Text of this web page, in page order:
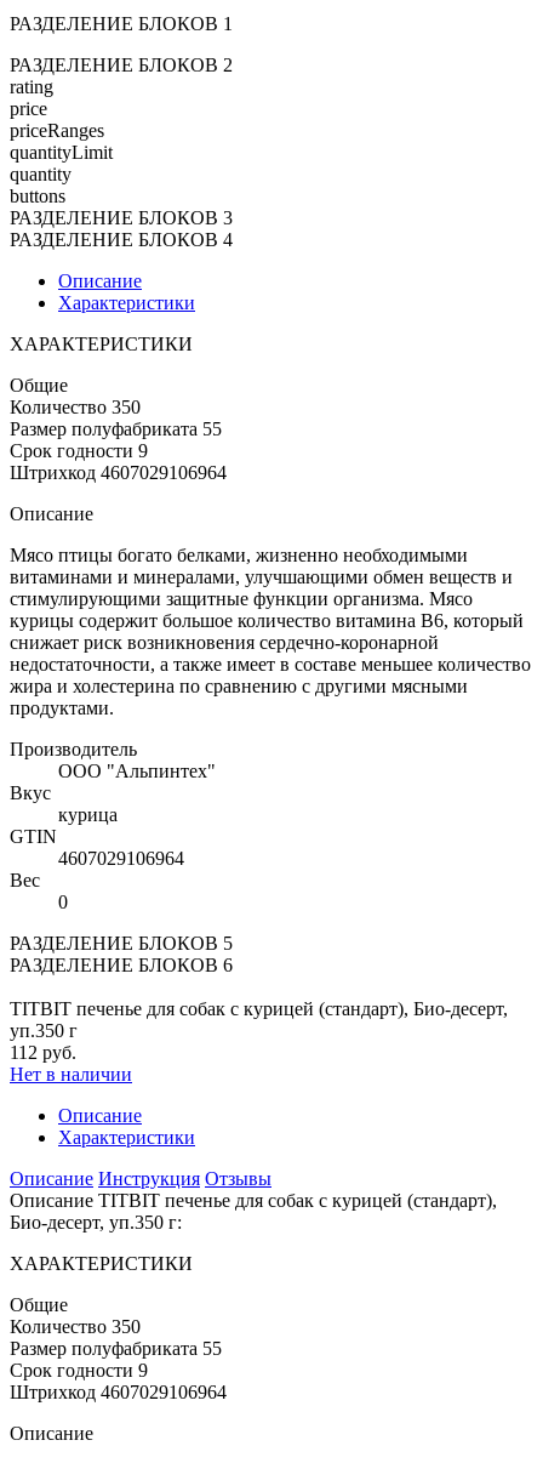
РАЗДЕЛЕНИЕ БЛОКОВ 1
РАЗДЕЛЕНИЕ БЛОКОВ 2
rating
price
priceRanges
quantityLimit
quantity
buttons
РАЗДЕЛЕНИЕ БЛОКОВ 3
РАЗДЕЛЕНИЕ БЛОКОВ 4
Описание
Характеристики
ХАРАКТЕРИСТИКИ
Общие
Количество 350
Размер полуфабриката 55
Срок годности 9
Штрихкод 4607029106964
Описание
Мясо птицы богато белками, жизненно необходимыми
витаминами и минералами, улучшающими обмен веществ и
стимулирующими защитные функции организма. Мясо
курицы содержит большое количество витамина В6, который
снижает риск возникновения сердечно-коронарной
недостаточности, а также имеет в составе меньшее количество
жира и холестерина по сравнению с другими мясными
продуктами.
Производитель
ООО "Альпинтех"
Вкус
курица
GTIN
4607029106964
Вес
0
РАЗДЕЛЕНИЕ БЛОКОВ 5
РАЗДЕЛЕНИЕ БЛОКОВ 6
TITBIT печенье для собак с курицей (стандарт), Био-десерт,
уп.350 г
112 руб.
Нет в наличии
Описание
Характеристики
Описание Инструкция Отзывы
Описание TITBIT печенье для собак с курицей (стандарт),
Био-десерт, уп.350 г:
ХАРАКТЕРИСТИКИ
Общие
Количество 350
Размер полуфабриката 55
Срок годности 9
Штрихкод 4607029106964
Описание